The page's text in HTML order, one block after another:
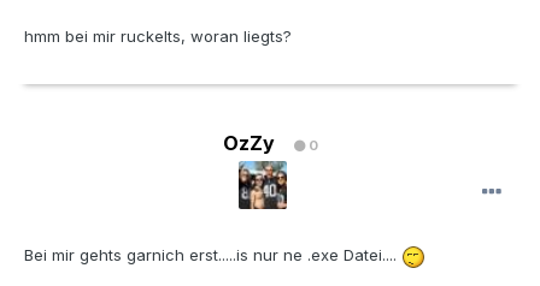
hmm bei mir ruckelts, woran liegts?
OzZy 0
Bei mir gehts garnich erst.....is nur ne .exe Datei....